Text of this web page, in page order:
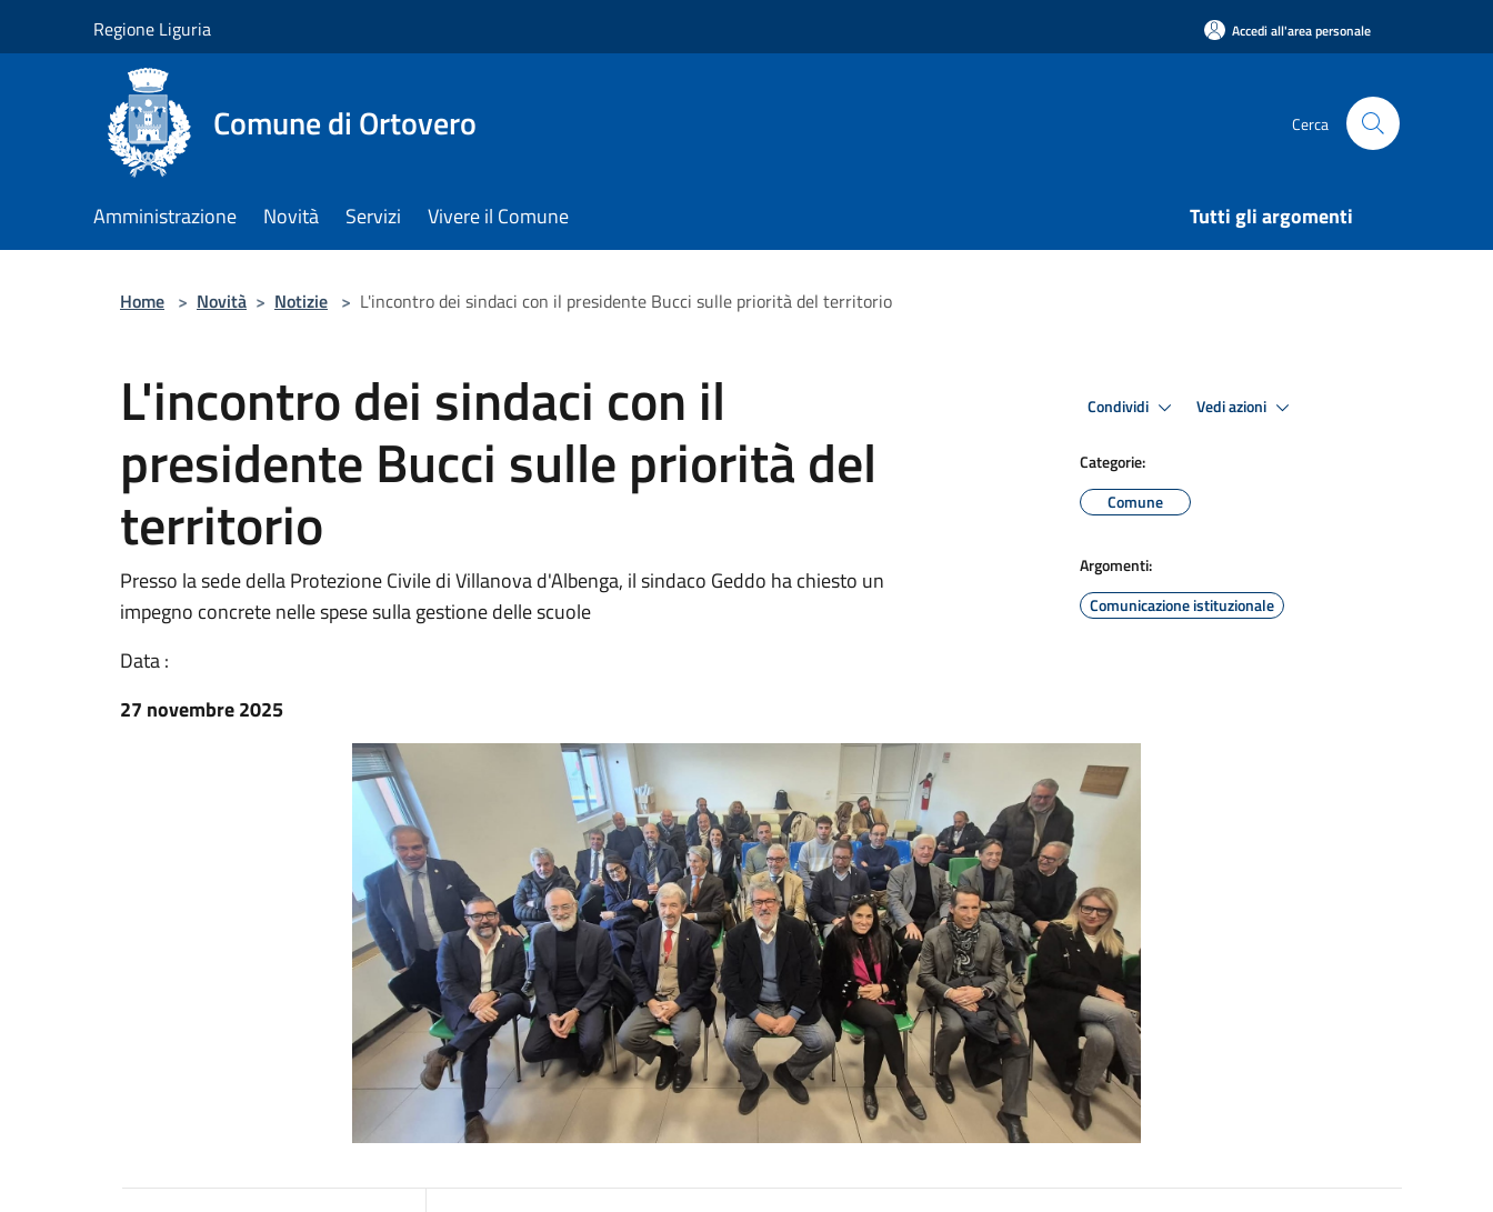
Regione Liguria Accedi all'area personale
Comune di Ortovero Cerca
Amministrazione Novità Servizi Vivere il Comune Tutti gli argomenti
Home > Novità > Notizie > L'incontro dei sindaci con il presidente Bucci sulle priorità del territorio
L'incontro dei sindaci con il
presidente Bucci sulle priorità del
territorio
Presso la sede della Protezione Civile di Villanova d'Albenga, il sindaco Geddo ha chiesto un
impegno concrete nelle spese sulla gestione delle scuole
Data :
27 novembre 2025
Condividi Vedi azioni
Categorie:
Comune
Argomenti:
Comunicazione istituzionale